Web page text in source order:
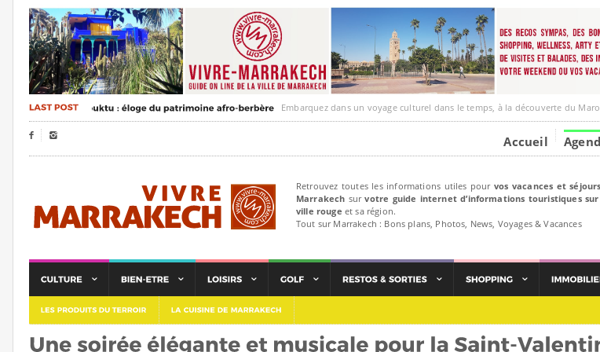
Embarquez dans un voyage culturel dans le temps, à la découverte du Maroc des routes
  Accueil
Retrouvez toutes les informations utiles pour vos vacances et
Marrakech survotre guide internet d’informations touristiques
ville rouge et sa région.
Tout sur Marrakech : Bons plans, Photos, News, Voyages & Vacances